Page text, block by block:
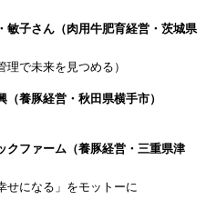
子さん（肉用牛肥育経営・茨城県
で未来を見つめる）
養豚経営・秋田県横手市）
ファーム（養豚経営・三重県津
せになる」をモットーに